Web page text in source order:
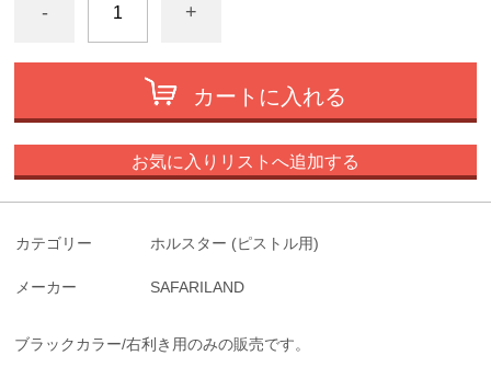
- +
カートに入れる
お気に入りリストへ追加する
カテゴリー ホルスター (ピストル用)
メーカー SAFARILAND
ブラックカラー/右利き用のみの販売です。